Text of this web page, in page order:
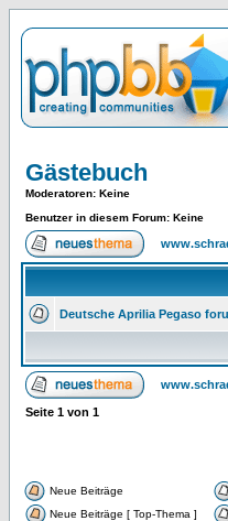
Gästebuch
Moderatoren: Keine
Benutzer in diesem Forum: Keine
Deutsche Aprilia Pegaso
Seite 1 von 1
Neue Beiträge
Neue Beiträge [ Top-Thema ]